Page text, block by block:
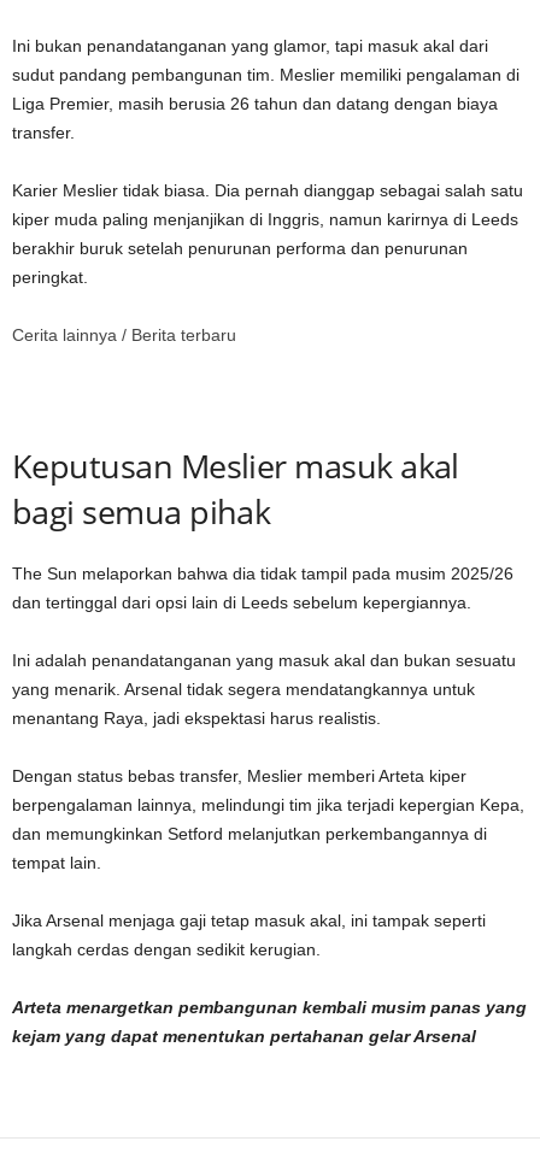
Ini bukan penandatanganan yang glamor, tapi masuk akal dari
sudut pandang pembangunan tim. Meslier memiliki pengalaman di
Liga Premier, masih berusia 26 tahun dan datang dengan biaya
transfer.
Karier Meslier tidak biasa. Dia pernah dianggap sebagai salah satu
kiper muda paling menjanjikan di Inggris, namun karirnya di Leeds
berakhir buruk setelah penurunan performa dan penurunan
peringkat.
Cerita lainnya / Berita terbaru
Keputusan Meslier masuk akal
bagi semua pihak
The Sun melaporkan bahwa dia tidak tampil pada musim 2025/26
dan tertinggal dari opsi lain di Leeds sebelum kepergiannya.
Ini adalah penandatanganan yang masuk akal dan bukan sesuatu
yang menarik. Arsenal tidak segera mendatangkannya untuk
menantang Raya, jadi ekspektasi harus realistis.
Dengan status bebas transfer, Meslier memberi Arteta kiper
berpengalaman lainnya, melindungi tim jika terjadi kepergian Kepa,
dan memungkinkan Setford melanjutkan perkembangannya di
tempat lain.
Jika Arsenal menjaga gaji tetap masuk akal, ini tampak seperti
langkah cerdas dengan sedikit kerugian.
Arteta menargetkan pembangunan kembali musim panas yang
kejam yang dapat menentukan pertahanan gelar Arsenal